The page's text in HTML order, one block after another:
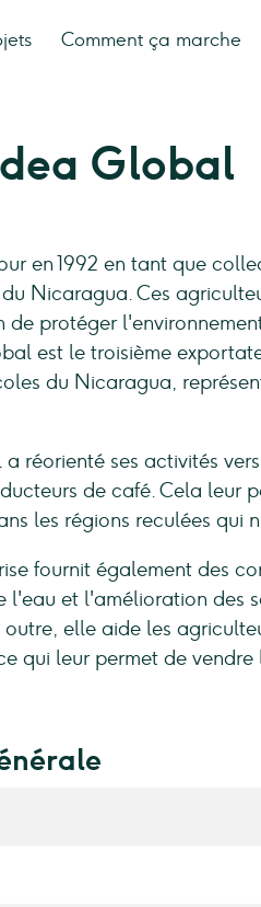
Comment ça marche
Global
en 1992 en tant que
Nicaragua. Ces
protéger
est le troisième
du Nicaragua,
a réorienté ses activités
de café. Cela leur
les régions reculées qui
fournit également des
l'eau et l'amélioration des
outre, elle aide les
qui leur permet de